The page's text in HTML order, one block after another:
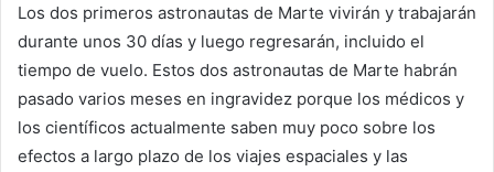
Los dos primeros astronautas de Marte vivirán y trabajarán
durante unos 30 días y luego regresarán, incluido el
tiempo de vuelo. Estos dos astronautas de Marte habrán
pasado varios meses en ingravidez porque los médicos y
los científicos actualmente saben muy poco sobre los
efectos a largo plazo de los viajes espaciales y las